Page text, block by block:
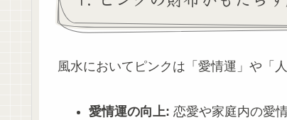
風水においてピンクは「愛情運」や「
愛情運の向上: 恋愛や家庭内の愛